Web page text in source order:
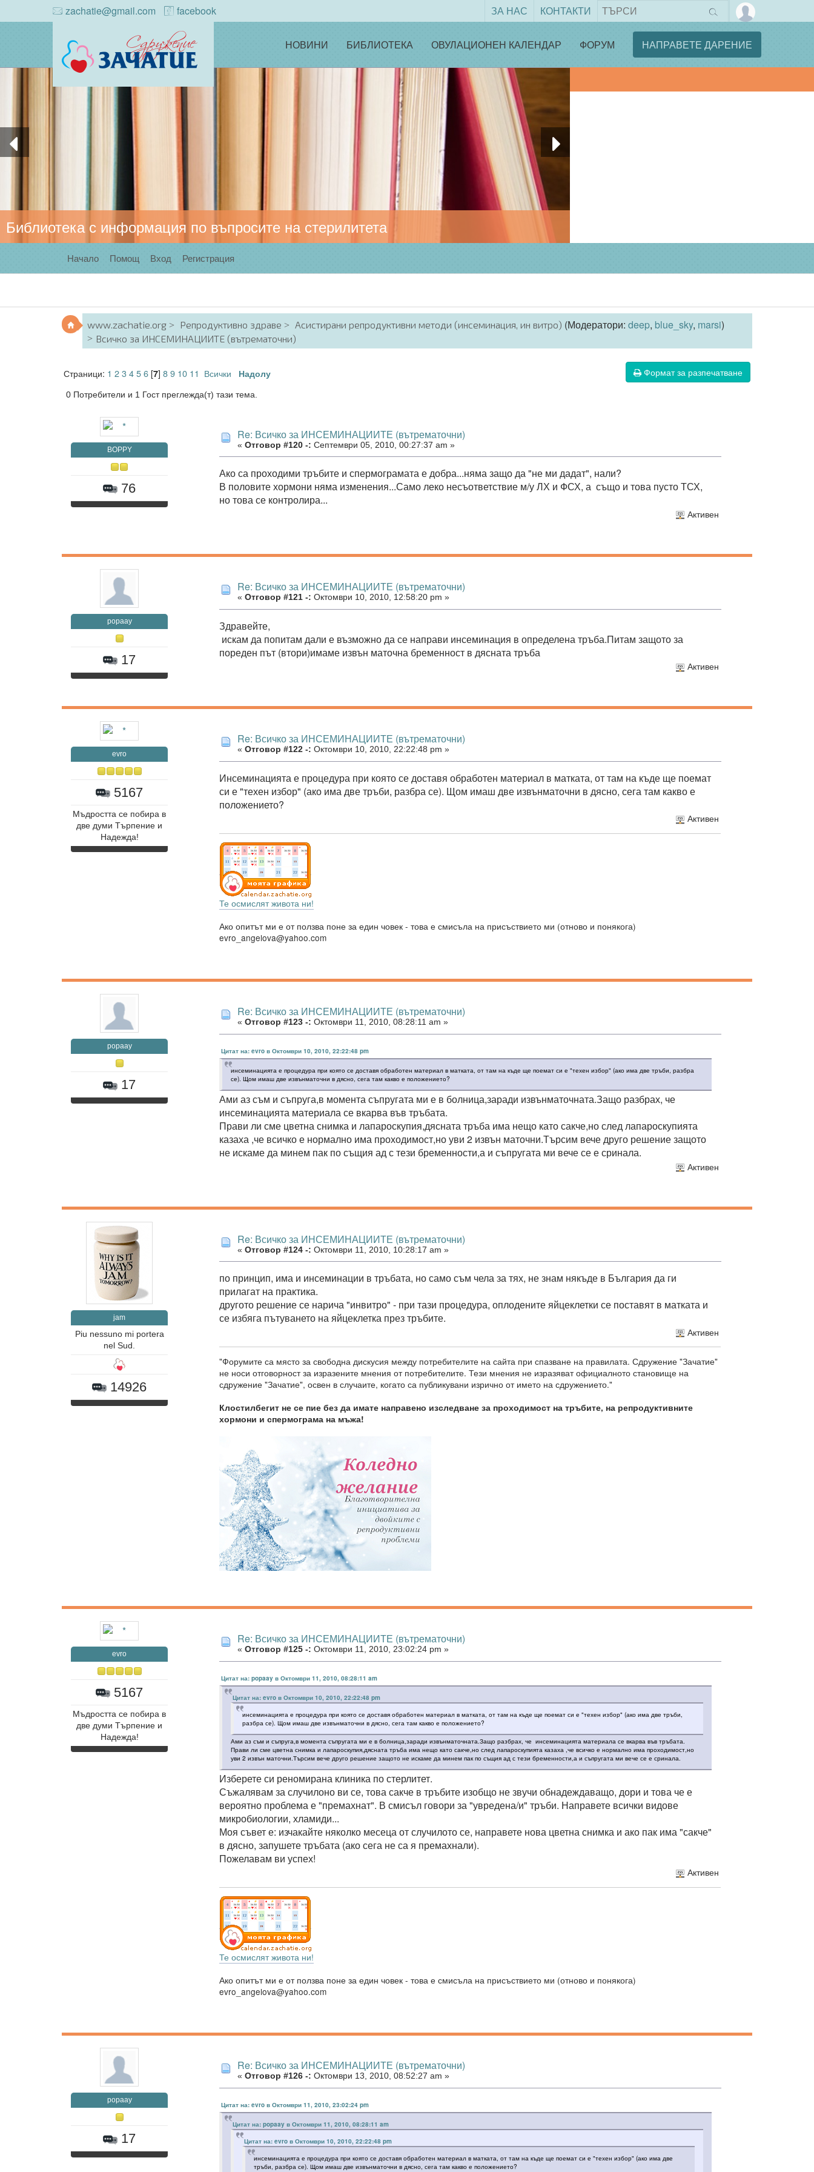
zachatie@gmail.com facebook ЗА НАС КОНТАКТИ
НОВИНИ БИБЛИОТЕКА ОВУЛАЦИОНЕН КАЛЕНДАР ФОРУМ НАПРАВЕТЕ ДАРЕНИЕ
Библиотека с информация по въпросите на стерилитета
Начало Помощ Вход Регистрация
www.zachatie.org Репродуктивно здраве Асистирани репродуктивни методи (инсеминация, ин витро) (Модератори:deep, blue_sky, marsi)
Всичко за ИНСЕМИНАЦИИТЕ (вътрематочни)
Формат за разпечатване
Страници: 1 23456[7] 89 10 11 Всички Надолу
0 Потребители и 1 Гост преглежда(т) тази тема.
BOPPY
76
Re: Всичко за ИНСЕМИНАЦИИТЕ (вътрематочни)
« Отговор #120 -: Септември 05, 2010, 00:27:37 am »
Ако са проходими тръбите и спермограмата е добра...няма защо да "не ми дадат", нали?
В половите хормони няма изменения...Само леко несъответствие м/у ЛХ и ФСХ, а също и това пусто ТСХ,
но това се контролира...
Активен
popaay
17
Re: Всичко за ИНСЕМИНАЦИИТЕ (вътрематочни)
« Отговор #121 -: Октомври 10, 2010, 12:58:20 pm »
Здравейте,
искам да попитам дали е възможно да се направи инсеминация в определена тръба.Питам защото за
пореден път (втори)имаме извън маточна бременност в дясната тръба
Активен
evro
5167
Мъдростта се побира в
две думи Търпение и
Надежда!
Re: Всичко за ИНСЕМИНАЦИИТЕ (вътрематочни)
« Отговор #122 -: Октомври 10, 2010, 22:22:48 pm »
Инсеминацията е процедура при която се доставя обработен материал в матката, от там на къде ще поемат
си е "техен избор" (ако има две тръби, разбра се). Щом имаш две извънматочни в дясно, сега там какво е
положението?
Активен
Те осмислят живота ни!
Ако опитът ми е от ползва поне за един човек - това е смисъла на присъствието ми (отново и понякога)
evro_angelova@yahoo.com
popaay
17
Re: Всичко за ИНСЕМИНАЦИИТЕ (вътрематочни)
« Отговор #123 -: Октомври 11, 2010, 08:28:11 am »
Цитат на: evro в Октомври 10, 2010, 22:22:48 pm
инсеминацията е процедура при която се доставя обработен материал в матката, от там на къде ще поемат си е "техен избор" (ако има две тръби, разбра
се). Щом имаш две извънматочни в дясно, сега там какво е положението?
Ами аз съм и съпруга,в момента съпругата ми е в болница,заради извънматочната.Защо разбрах, че
инсеминацията материала се вкарва във тръбата.
Прави ли сме цветна снимка и лапароскупия,дясната тръба има нещо като сакче,но след лапароскупията
казаха ,че всичко е нормално има проходимост,но уви 2 извън маточни.Търсим вече друго решение защото
не искаме да минем пак по същия ад с тези бременности,а и съпругата ми вече се е сринала.
Активен
jam
Piu nessuno mi portera
nel Sud.
14926
Re: Всичко за ИНСЕМИНАЦИИТЕ (вътрематочни)
« Отговор #124 -: Октомври 11, 2010, 10:28:17 am »
по принцип, има и инсеминации в тръбата, но само съм чела за тях, не знам някъде в България да ги
прилагат на практика.
другото решение се нарича "инвитро" - при тази процедура, оплодените яйцеклетки се поставят в матката и
се избяга пътуването на яйцеклетка през тръбите.
Активен
"Форумите са място за свободна дискусия между потребителите на сайта при спазване на правилата. Сдружение "Зачатие"
не носи отговорност за изразените мнения от потребителите. Тези мнения не изразяват официалното становище на
сдружение "Зачатие", освен в случаите, когато са публикувани изрично от името на сдружението."
Клостилбегит не се пие без да имате направено изследване за проходимост на тръбите, на репродуктивните
хормони и спермограма на мъжа!
evro
5167
Мъдростта се побира в
две думи Търпение и
Надежда!
Re: Всичко за ИНСЕМИНАЦИИТЕ (вътрематочни)
« Отговор #125 -: Октомври 11, 2010, 23:02:24 pm »
Цитат на: popaay в Октомври 11, 2010, 08:28:11 am
Цитат на: evro в Октомври 10, 2010, 22:22:48 pm
инсеминацията е процедура при която се доставя обработен материал в матката, от там на къде ще поемат си е "техен избор" (ако има две тръби,
разбра се). Щом имаш две извънматочни в дясно, сега там какво е положението?
Ами аз съм и съпруга,в момента съпругата ми е в болница,заради извънматочната.Защо разбрах, че инсеминацията материала се вкарва във тръбата.
Прави ли сме цветна снимка и лапароскупия,дясната тръба има нещо като сакче,но след лапароскупията казаха ,че всичко е нормално има проходимост,но
уви 2 извън маточни.Търсим вече друго решение защото не искаме да минем пак по същия ад с тези бременности,а и съпругата ми вече се е сринала.
Изберете си реномирана клиника по стерлитет.
Съжалявам за случилоно ви се, това сакче в тръбите изобщо не звучи обнадеждаващо, дори и това че е
вероятно проблема е "премахнат". В смисъл говори за "увредена/и" тръби. Направете всички видове
микробиологии, хламиди...
Моя съвет е: изчакайте няколко месеца от случилото се, направете нова цветна снимка и ако пак има "сакче"
в дясно, запушете тръбата (ако сега не са я премахнали).
Пожелавам ви успех!
Активен
Те осмислят живота ни!
Ако опитът ми е от ползва поне за един човек - това е смисъла на присъствието ми (отново и понякога)
evro_angelova@yahoo.com
popaay
17
Re: Всичко за ИНСЕМИНАЦИИТЕ (вътрематочни)
« Отговор #126 -: Октомври 13, 2010, 08:52:27 am »
Цитат на: evro в Октомври 11, 2010, 23:02:24 pm
Цитат на: popaay в Октомври 11, 2010, 08:28:11 am
Цитат на: evro в Октомври 10, 2010, 22:22:48 pm
инсеминацията е процедура при която се доставя обработен материал в матката, от там на къде ще поемат си е "техен избор" (ако има две
тръби, разбра се). Щом имаш две извънматочни в дясно, сега там какво е положението?